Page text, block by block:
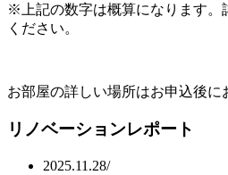
※上記の数字は概算になります。
ください。
お部屋の詳しい場所はお申込後に
リノベーションレポート
2025.11.28/